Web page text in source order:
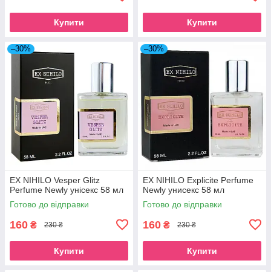
Купити Купити
–30%
EX NIHILO Vesper Glitz
Perfume Newly унісекс 58 мл
Готово до відправки
160 ₴ 230 ₴
Купити
–30%
EX NIHILO Explicite Perfume
Newly унисекс 58 мл
Готово до відправки
160 ₴ 230 ₴
Купити